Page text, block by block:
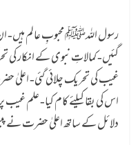
رسول اللہﷺ محبوبِ عالم ہیں-
گئیں- کمالاتِ نبوی کے انکار کی
غیب کی تحریک چلائی گئی- اعلیٰ
اس کی بقا کیلئے کام کیا- علم
دلائل کے ساتھ اعلیٰ حضرت نے